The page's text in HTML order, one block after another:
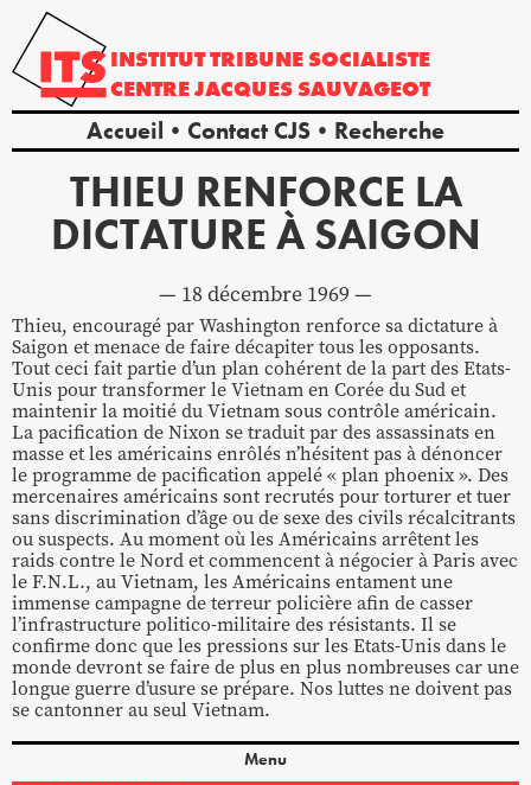
INSTITUTTRIBUNE SOCIALISTE
CENTREJACQUES SAUVAGEOT
Accueil Contact CJS Recherche
THIEU RENFORCE LA
DICTATURE À SAIGON
18 décembre 1969
Thieu, encouragé par Washington renforce sa dictature à
Saigon et menace de faire décapiter tous les opposants.
Tout ceci fait partie d’un plan cohérent de la part des Etats-
Unis pour transformer le Vietnam en Corée du Sud et
maintenir la moitié du Vietnam sous contrôle américain.
La pacification de Nixon se traduit par des assassinats en
masse et les américains enrôlés n’hésitent pas à dénoncer
le programme de pacification appelé « plan phoenix ». Des
mercenaires américains sont recrutés pour torturer et tuer
sans discrimination d’âge ou de sexe des civils récalcitrants
ou suspects. Au moment où les Américains arrêtent les
raids contre le Nord et commencent à négocier à Paris avec
le F.N.L., au Vietnam, les Américains entament une
immense campagne de terreur policière afin de casser
l’infrastructure politico-militaire des résistants. Il se
confirme donc que les pressions sur les Etats-Unis dans le
monde devront se faire de plus en plus nombreuses car une
longue guerre d’usure se prépare. Nos luttes ne doivent pas
se cantonner au seul Vietnam.
Menu